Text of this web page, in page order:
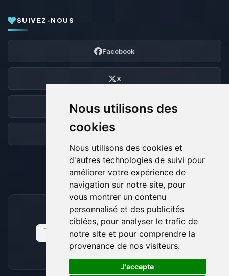
Nous utilisons des
cookies
Nous utilisons des cookies et
d'autres technologies de suivi pour
améliorer votre expérience de
navigation sur notre site, pour
vous montrer un contenu
personnalisé et des publicités
ciblées, pour analyser le trafic de
notre site et pour comprendre la
provenance de nos visiteurs.
J'accepte
SUIVEZ-NOUS
Facebook
X
Discord
Forum
MOYENS DE PAIEMENT ACCEPTÉS
🍪